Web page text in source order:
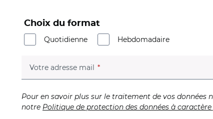
Choix du format
Quotidienne
Hebdomadaire
Votre adresse mail (champ obligatoire)
Pour en savoir plus sur le traitement de vos données
notre Politique de protection des données à